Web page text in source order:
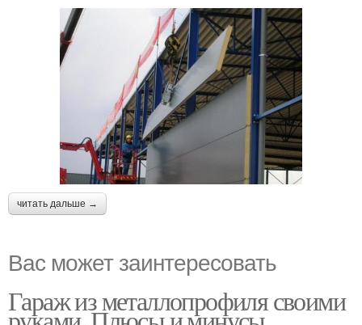
читать дальше →
Вас может заинтересовать
Гараж из металлопрофиля своими